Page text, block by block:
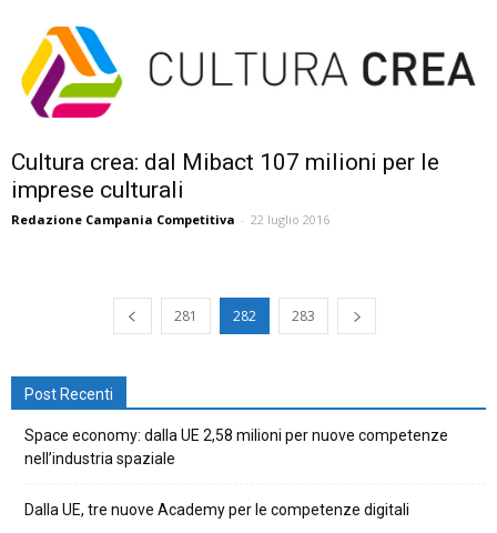
Cultura crea: dal Mibact 107 milioni per le
imprese culturali
Redazione Campania Competitiva - 22 luglio 2016
281 282 283
Post Recenti
Space economy: dalla UE 2,58 milioni per nuove competenze
nell’industria spaziale
Dalla UE, tre nuove Academy per le competenze digitali